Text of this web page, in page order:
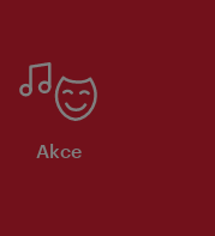
Akce